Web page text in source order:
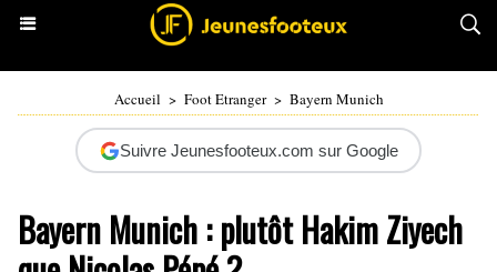
Accueil > Foot Etranger > Bayern Munich
Suivre Jeunesfooteux.com sur Google
Bayern Munich : plutôt Hakim Ziyech